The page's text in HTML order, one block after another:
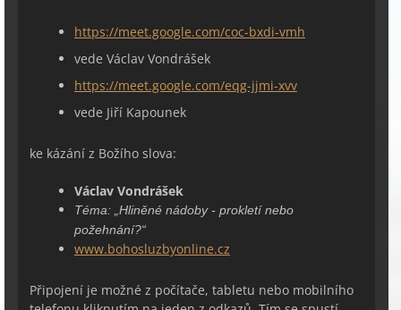
https://meet.google.com/coc-bxdi-vmh
vede Václav Vondrášek
https://meet.google.com/eqg-jjmi-xvv
vede Jiří Kapounek
ke kázání z Božího slova:
Václav Vondrášek
Téma: „Hliněné nádoby - prokletí nebo
požehnání?“
www.bohosluzbyonline.cz
Připojení je možné z počítače, tabletu nebo mobilního